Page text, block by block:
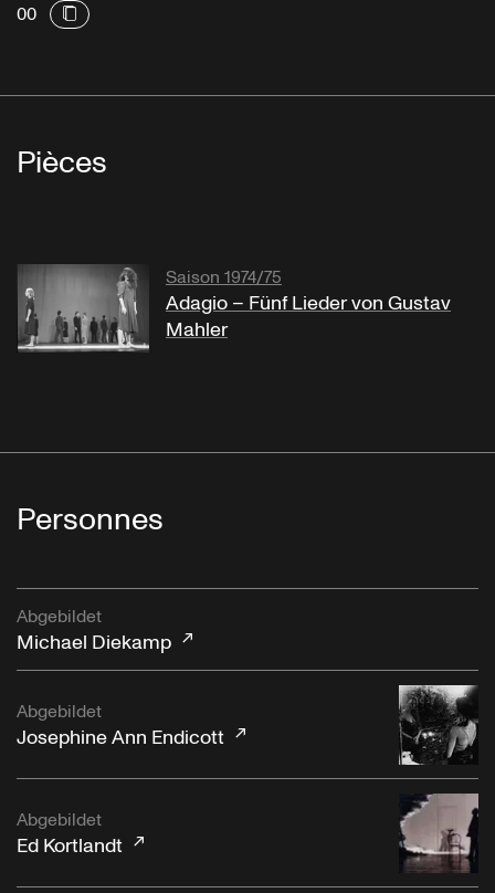
00
Pièces
Saison 1974/75
Adagio – Fünf Lieder von Gustav
Mahler
Personnes
Abgebildet
Michael Diekamp
Abgebildet
Josephine Ann Endicott
Abgebildet
Ed Kortlandt